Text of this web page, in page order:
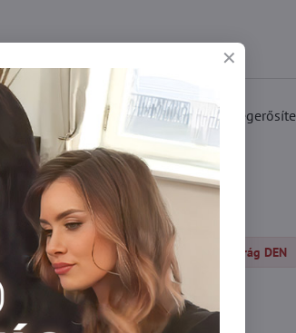
találhatók. A harisnya kis ékkel és
Harisnya 15-20 DEN-es Harisnyanadrág DEN
WhatsApp